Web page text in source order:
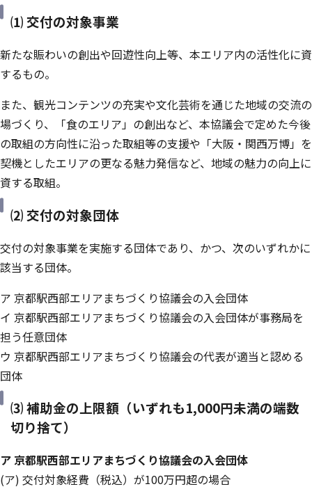
⑴ 交付の対象事業
新たな賑わいの創出や回遊性向上等、本エリア内の活性化に資
するもの。
また、観光コンテンツの充実や文化芸術を通じた地域の交流の
場づくり、「食のエリア」の創出など、本協議会で定めた今後
の取組の方向性に沿った取組等の支援や「大阪・関西万博」を
契機としたエリアの更なる魅力発信など、地域の魅力の向上に
資する取組。
⑵ 交付の対象団体
交付の対象事業を実施する団体であり、かつ、次のいずれかに
該当する団体。
ア 京都駅西部エリアまちづくり協議会の入会団体
イ 京都駅西部エリアまちづくり協議会の入会団体が事務局を
担う任意団体
ウ 京都駅西部エリアまちづくり協議会の代表が適当と認める
団体
⑶ 補助金の上限額（いずれも1,000円未満の端数
切り捨て）
ア 京都駅西部エリアまちづくり協議会の入会団体
(ア) 交付対象経費（税込）が100万円超の場合